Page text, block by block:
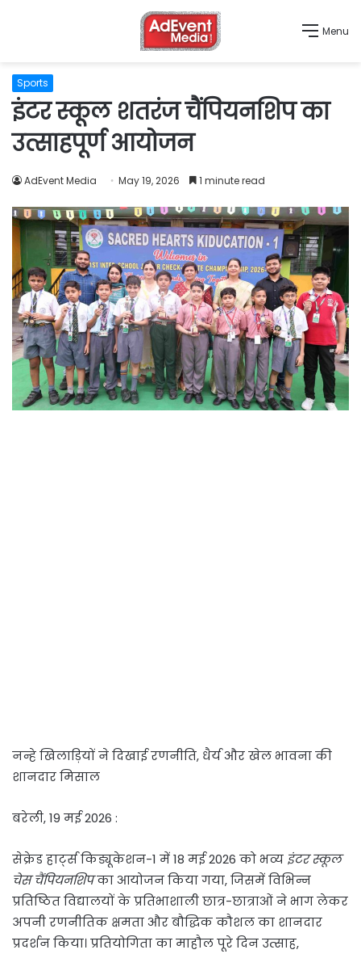
Menu
Sports
इंटर स्कूल शतरंज चैंपियनशिप का
उत्साहपूर्ण आयोजन
AdEvent Media May 19, 2026 1 minute read
नन्हे खिलाड़ियों ने दिखाई रणनीति, धैर्य और खेल भावना की
शानदार मिसाल
बरेली, 19 मई 2026 :
सेक्रेड हार्ट्स किड्यूकेशन-1 में 18 मई 2026 को भव्य इंटर स्कूल
चेस चैंपियनशिपका आयोजन किया गया, जिसमें विभिन्न
प्रतिष्ठित विद्यालयों के प्रतिभाशाली छात्र-छात्राओं ने भाग लेकर
अपनी रणनीतिक क्षमता और बौद्धिक कौशल का शानदार
प्रदर्शन किया। प्रतियोगिता का माहौल पूरे दिन उत्साह,